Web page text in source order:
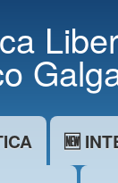
🆕